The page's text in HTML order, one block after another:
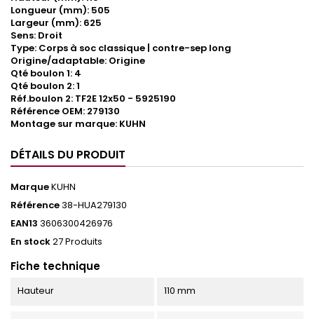
Longueur (mm): 505
Largeur (mm): 625
Sens: Droit
Type: Corps à soc classique | contre-sep long
Origine/adaptable: Origine
Qté boulon 1: 4
Qté boulon 2: 1
Réf.boulon 2: TF2E 12x50 - 5925190
Référence OEM: 279130
Montage sur marque: KUHN
DÉTAILS DU PRODUIT
MarqueKUHN
Référence38-HUA279130
EAN13 3606300426976
En stock27 Produits
Fiche technique
Hauteur 110 mm